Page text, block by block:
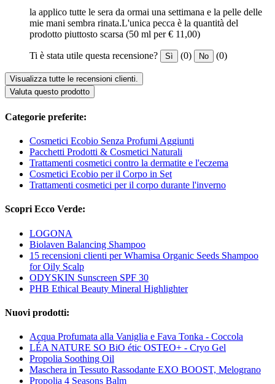
la applico tutte le sera da ormai una settimana e la pelle delle
mie mani sembra rinata.L'unica pecca è la quantità del
prodotto piuttosto scarsa (50 ml per € 11,00)
Ti è stata utile questa recensione? Sì (0) No (0)
Visualizza tutte le recensioni clienti.
Valuta questo prodotto
Categorie preferite:
Cosmetici Ecobio Senza Profumi Aggiunti
Pacchetti Prodotti & Cosmetici Naturali
Trattamenti cosmetici contro la dermatite e l'eczema
Cosmetici Ecobio per il Corpo in Set
Trattamenti cosmetici per il corpo durante l'inverno
Scopri Ecco Verde:
LOGONA
Biolaven Balancing Shampoo
15 recensioni clienti per Whamisa Organic Seeds Shampoo
for Oily Scalp
ODYSKIN Sunscreen SPF 30
PHB Ethical Beauty Mineral Highlighter
Nuovi prodotti:
Acqua Profumata alla Vaniglia e Fava Tonka - Coccola
LÉA NATURE SO BiO étic OSTEO+ - Cryo Gel
Propolia Soothing Oil
Maschera in Tessuto Rassodante EXO BOOST, Melograno
Propolia 4 Seasons Balm